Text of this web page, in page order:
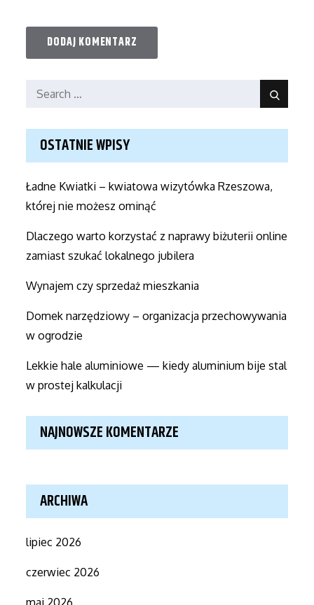
Search
Search
OSTATNIE WPISY
Ładne Kwiatki – kwiatowa wizytówka Rzeszowa,
której nie możesz ominąć
Dlaczego warto korzystać z naprawy biżuterii online
zamiast szukać lokalnego jubilera
Wynajem czy sprzedaż mieszkania
Domek narzędziowy – organizacja przechowywania
w ogrodzie
Lekkie hale aluminiowe — kiedy aluminium bije stal
w prostej kalkulacji
NAJNOWSZE KOMENTARZE
ARCHIWA
lipiec 2026
czerwiec 2026